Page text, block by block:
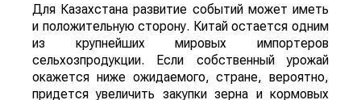
Для Казахстана развитие событий может иметь
и положительную сторону. Китай остается одним
из крупнейших мировых импортеров
сельхозпродукции. Если собственный урожай
окажется ниже ожидаемого, стране, вероятно,
придется увеличить закупки зерна и кормовых